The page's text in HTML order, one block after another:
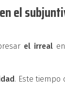
el
el irrealen
. Este tiempo